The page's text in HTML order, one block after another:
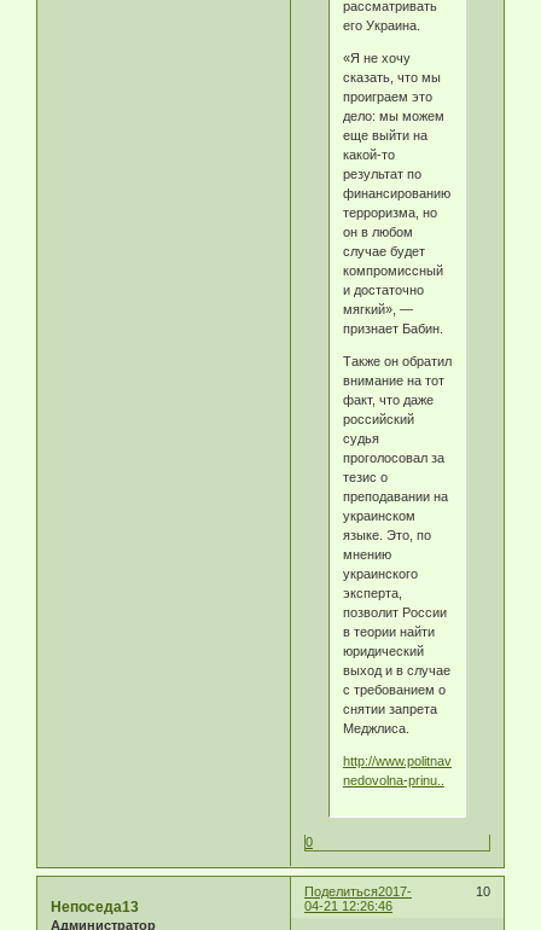
рассматривать
его Украина.
«Я не хочу
сказать, что мы
проиграем это
дело: мы можем
еще выйти на
какой-то
результат по
финансированию
терроризма, но
он в любом
случае будет
компромиссный
и достаточно
мягкий», —
признает Бабин.
Также он обратил
внимание на тот
факт, что даже
российский
судья
проголосовал за
тезис о
преподавании на
украинском
языке. Это, по
мнению
украинского
эксперта,
позволит России
в теории найти
юридический
выход и в случае
с требованием о
снятии запрета
Меджлиса.
http://www.politnavigator.net/
nedovolna-prinu..
0
Поделиться 10
2017-
04-21 12:26:46
Непоседа13
Администратор